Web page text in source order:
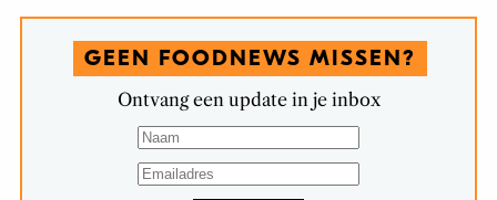
GEEN FOODNEWS MISSEN?
Ontvang een update in je inbox